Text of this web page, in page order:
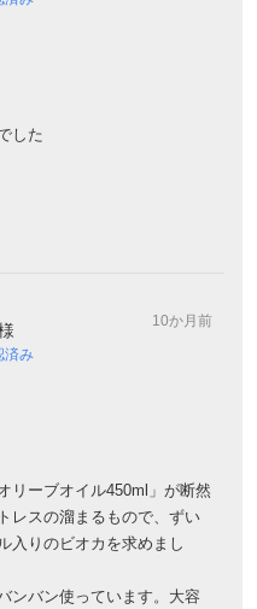
した
済み
10か月前
リーブオイル450ml」が断然
レスの溜まるもので、ずい
入りのビオカを求めまし
ンバン使っています。大容